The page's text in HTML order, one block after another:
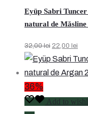
coș
Eyüp Sabri
natural de
32,00lei Prețul
inițial
a
32,00 lei.
22,00 lei
36%
Add to